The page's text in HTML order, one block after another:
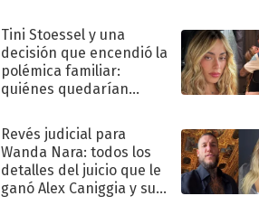
Tini Stoessel y una
decisión que encendió la
polémica familiar:
quiénes quedarían
Revés judicial para
Wanda Nara: todos los
detalles del juicio que le
ganó Alex Caniggia y sus